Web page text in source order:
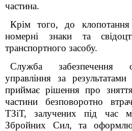
частина.
Крім того, до клопотання
номерні знаки та
транспортного засобу.
Служба забезпечення
управління за
приймає рішення про
частини безповоротно
ТЗіТ, залучених під час
Збройних Сил, та